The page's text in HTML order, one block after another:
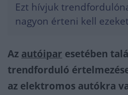
Ezt hívjuk
nagyon érteni kell
Az autóipar esetében
trendforduló
az elektromos autókra